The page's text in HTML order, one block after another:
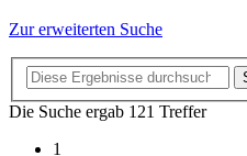
Zur erweiterten Suche
Die Suche ergab 121 Treffer
1